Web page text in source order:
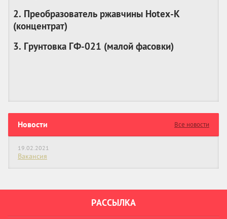
2. Преобразователь ржавчины Hotex-K
(концентрат)
3. Грунтовка ГФ-021 (малой фасовки)
Новости Все новости
19.02.2021
Вакансия
РАССЫЛКА